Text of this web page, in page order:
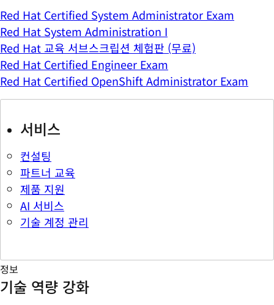
Red Hat Certified System Administrator Exam
Red Hat System Administration I
Red Hat 교육 서브스크립션 체험판 (무료)
Red Hat Certified Engineer Exam
Red Hat Certified OpenShift Administrator Exam
서비스
컨설팅
파트너 교육
제품 지원
AI 서비스
기술 계정 관리
정보
기술 역량 강화